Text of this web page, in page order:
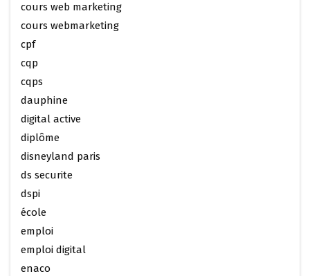
cours web marketing
cours webmarketing
cpf
cqp
cqps
dauphine
digital active
diplôme
disneyland paris
ds securite
dspi
école
emploi
emploi digital
enaco